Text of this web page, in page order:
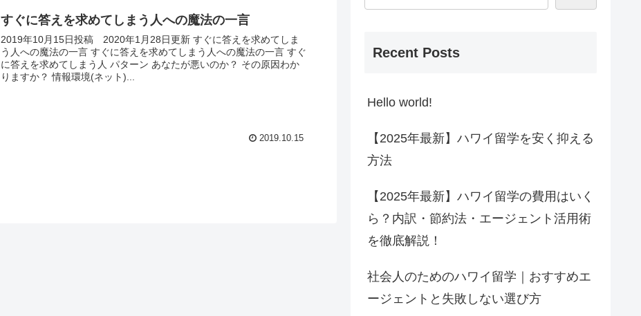
すぐに答えを求めてしまう人への魔法の一言
2019年10月15日投稿 2020年1月28日更新 すぐに答えを求めてしま
う人への魔法の一言 すぐに答えを求めてしまう人への魔法の一言 すぐ
に答えを求めてしまう人 パターン あなたが悪いのか？ その原因わか
りますか？ 情報環境(ネット)...
2019.10.15
Recent Posts
Hello world!
【2025年最新】ハワイ留学を安く抑える
方法
【2025年最新】ハワイ留学の費用はいく
ら？内訳・節約法・エージェント活用術
を徹底解説！
社会人のためのハワイ留学｜おすすめエ
ージェントと失敗しない選び方